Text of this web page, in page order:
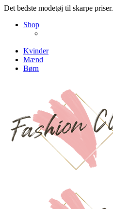
Det bedste modetøj til skarpe priser.
Shop
Kvinder
Mænd
Børn